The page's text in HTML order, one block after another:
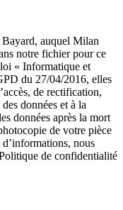
Bayard, auquel Milan
notre fichier pour ce
« Informatique et
du 27/04/2016, elles
de rectification,
données et à la
données après la mort
de votre pièce
nous
de confidentialité